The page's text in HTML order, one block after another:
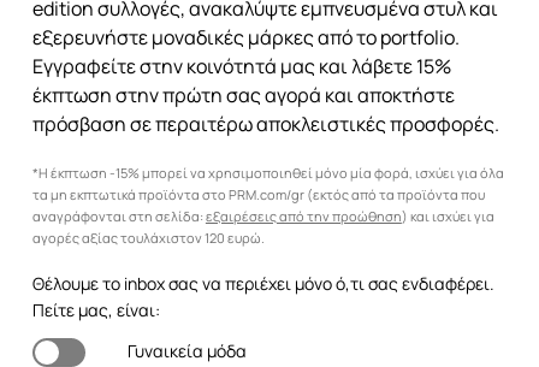
edition συλλογές, ανακαλύψτε εμπνευσμένα στυλ και
εξερευνήστε μοναδικές μάρκες από το portfolio.
Εγγραφείτε στην κοινότητά μας και λάβετε 15%
έκπτωση στην πρώτη σας αγορά και αποκτήστε
πρόσβαση σε περαιτέρω αποκλειστικές προσφορές.
*Η έκπτωση -15% μπορεί να χρησιμοποιηθεί μόνο μία φορά, ισχύει για όλα
τα μη εκπτωτικά προϊόντα στο PRM.com/gr (εκτός από τα προϊόντα που
αναγράφονται στη σελίδα: εξαιρέσεις από την προώθηση) και ισχύει για
αγορές αξίας τουλάχιστον 120 ευρώ.
Θέλουμε το inbox σας να περιέχει μόνο ό,τι σας ενδιαφέρει.
Πείτε μας, είναι:
Γυναικεία μόδα